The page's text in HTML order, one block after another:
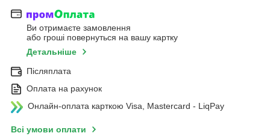
Ви отримаєте замовлення
або гроші повернуться на вашу картку
Детальніше
Післяплата
Оплата на рахунок
Онлайн-оплата карткою Visa, Mastercard - LiqPay
Всі умови оплати